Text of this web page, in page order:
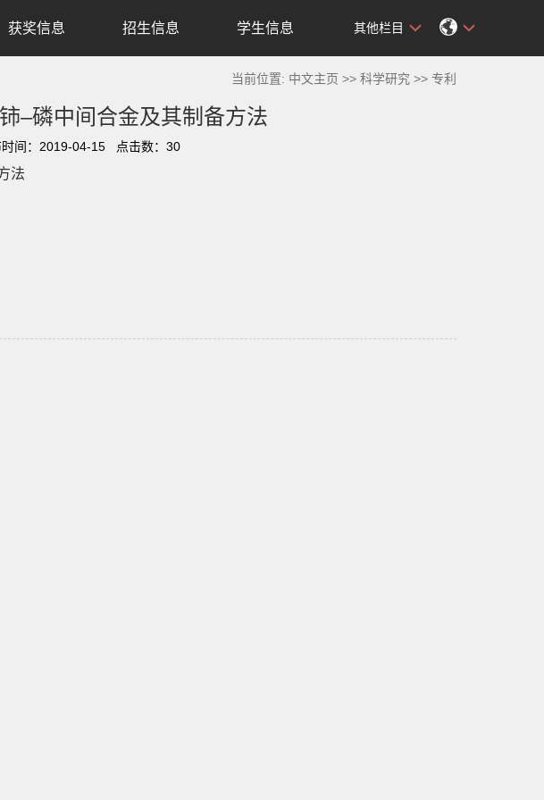
获奖信息 招生信息 学生信息 其他栏目
当前位置: 中文主页 >>科学研究 >>专利
–磷中间合金及其制备方法
时间：2019-04-15 点击数：30
法